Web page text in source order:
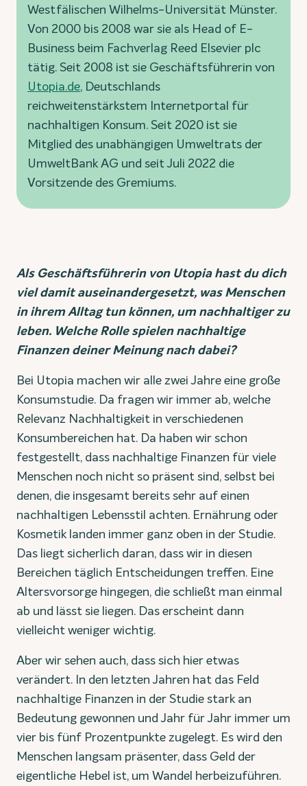
Westfälischen Wilhelms-Universität Münster.
Von 2000 bis 2008 war sie als Head of E-
Business beim Fachverlag Reed Elsevier plc
tätig. Seit 2008 ist sie Geschäftsführerin von
Utopia.de, Deutschlands
reichweitenstärkstem Internetportal für
nachhaltigen Konsum. Seit 2020 ist sie
Mitglied des unabhängigen Umweltrats der
UmweltBank AG und seit Juli 2022 die
Vorsitzende des Gremiums.
Als Geschäftsführerin von Utopia hast du dich
viel damit auseinandergesetzt, was Menschen
in ihrem Alltag tun können, um nachhaltiger zu
leben. Welche Rolle spielen nachhaltige
Finanzen deiner Meinung nach dabei?
Bei Utopia machen wir alle zwei Jahre eine große
Konsumstudie. Da fragen wir immer ab, welche
Relevanz Nachhaltigkeit in verschiedenen
Konsumbereichen hat. Da haben wir schon
festgestellt, dass nachhaltige Finanzen für viele
Menschen noch nicht so präsent sind, selbst bei
denen, die insgesamt bereits sehr auf einen
nachhaltigen Lebensstil achten. Ernährung oder
Kosmetik landen immer ganz oben in der Studie.
Das liegt sicherlich daran, dass wir in diesen
Bereichen täglich Entscheidungen treffen. Eine
Altersvorsorge hingegen, die schließt man einmal
ab und lässt sie liegen. Das erscheint dann
vielleicht weniger wichtig.
Aber wir sehen auch, dass sich hier etwas
verändert. In den letzten Jahren hat das Feld
nachhaltige Finanzen in der Studie stark an
Bedeutung gewonnen und Jahr für Jahr immer um
vier bis fünf Prozentpunkte zugelegt. Es wird den
Menschen langsam präsenter, dass Geld der
eigentliche Hebel ist, um Wandel herbeizuführen.